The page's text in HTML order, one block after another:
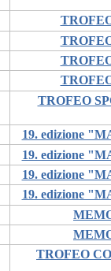
TROFEO
19. edizione
19. edizione
19. edizione
19. edizione
TROFEO